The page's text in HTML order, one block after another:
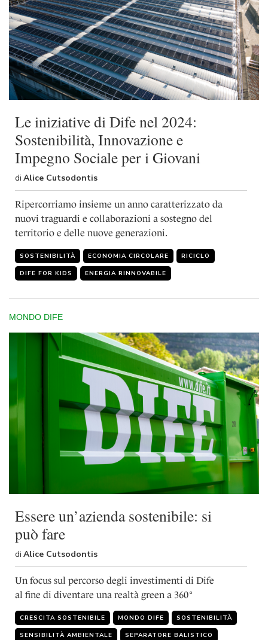
Le iniziative di Dife nel 2024:
Sostenibilità, Innovazione e
Impegno Sociale per i Giovani
di Alice Cutsodontis
Ripercorriamo insieme un anno caratterizzato da
nuovi traguardi e collaborazioni a sostegno del
territorio e delle nuove generazioni.
SOSTENIBILITÀ ECONOMIA CIRCOLARE RICICLO
DIFE FOR KIDS ENERGIA RINNOVABILE
MONDO DIFE
Essere un’azienda sostenibile: si
può fare
di Alice Cutsodontis
Un focus sul percorso degli investimenti di Dife
al fine di diventare una realtà green a 360°
CRESCITA SOSTENIBILE MONDO DIFE SOSTENIBILITÀ
SENSIBILITÀ AMBIENTALE SEPARATORE BALISTICO